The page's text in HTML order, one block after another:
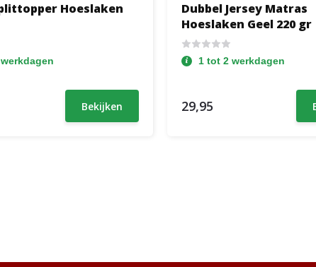
Hoeslaken
Bekijken
Dubbel Jersey Matras
Hoeslaken Geel 220 gr
1 tot 2 werkdagen
29,95